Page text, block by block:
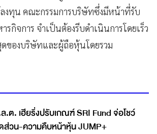
งทุน คณะกรรมการบริษัทซึ่งมีหน้าที่รับ
รกิจการ จำเป็นต้องรีบดำเนินการโดยเร็ว
ของบริษัทและผู้ถือหุ้นโดยรวม
.ต. เฮียริ่งปรับเกณฑ์ SRI Fund จ่อโชว์
ส่วน-ความคืบหน้าหุ้น JUMP+